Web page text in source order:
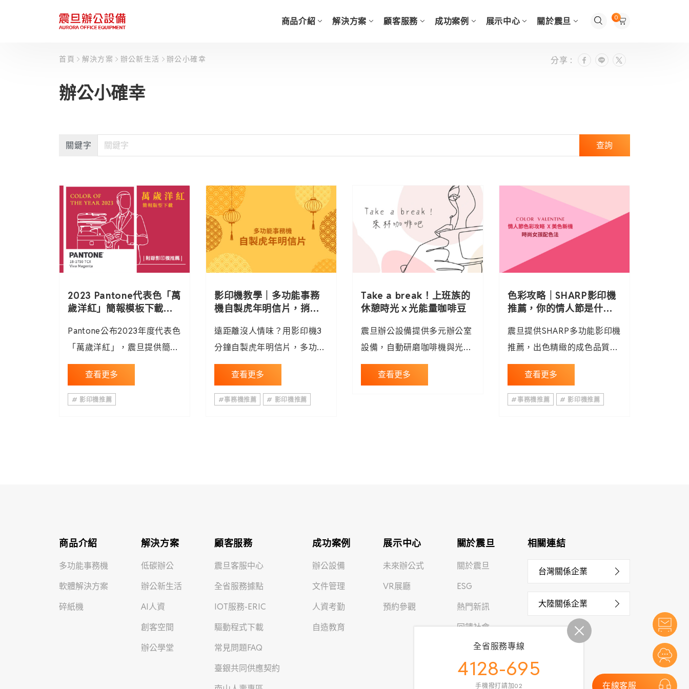
商品介紹 解決方案 顧客服務 成功案例 展示中心 關於震旦 0
首頁 解決方案 辦公新生活 辦公小確幸 分享 :
辦公小確幸
關鍵字 查詢
2023 Pantone代表色「萬
歲洋紅」簡報模板下載，
Pantone公布2023年度代表色
「萬歲洋紅」，震旦提供簡報
模板免費下載，適用商業簡
報、活動規劃簡報，附錄推薦
2023影印機款、低碳辦公介
查看更多
# 影印機推薦
影印機教學｜多功能事務
機自製虎年明信片，捎去
遠距離沒人情味？用影印機3
分鐘自製虎年明信片，多功能
事務機適用不同種類紙張，厚
紙列印記得選手動紙匣，更多
影印機推薦、影印機出租諮詢
查看更多
#事務機推薦 # 影印機推薦
Take a break！上班族的
休憩時光ｘ光能量咖啡豆
震旦辦公設備提供多元辦公室
設備，自動研磨咖啡機與光能
量咖啡豆，讓上班族休憩時光
增添小確幸，咖啡機租賃價
查看更多
色彩攻略｜SHARP影印機
推薦，你的情人節是什麼
震旦提供SHARP多功能影印機
推薦，出色精緻的成色品質讓
影印輸出呈現原始色彩，更多
影印機租賃、多功能事務機、
影印機推薦請洽4128-695
查看更多
#事務機推薦 # 影印機推薦
在線客服
全省服務專線
4128-695
手機撥打請加02
商品介紹
多功能事務機
軟體解決方案
碎紙機
解決方案
低碳辦公
辦公新生活
AI人資
創客空間
辦公學堂
顧客服務
震旦客服中心
全省服務據點
IOT服務-ERIC
驅動程式下載
常見問題FAQ
臺銀共同供應契約
成功案例
辦公設備
文件管理
人資考勤
自造教育
展示中心
未來辦公式
VR展廳
預約參觀
關於震旦
關於震旦
ESG
熱門新訊
回饋社會
人才招募
相關連結
台灣關係企業
大陸關係企業